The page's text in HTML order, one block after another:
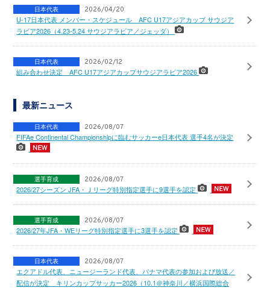
日本代表 2026/04/20
U-17日本代表 メンバー・スケジュール AFC U17アジアカップ サウジア
ラビア2026（4.23-5.24 サウジアラビア／ジェッダ）
日本代表 2026/02/12
組み合わせ決定 AFC U17アジアカップサウジアラビア2026
最新ニュース
日本代表 2026/08/07
FIFAe Continental Championshipに臨むサッカーe日本代表 選手4名が決定
選手育成 2026/08/07
2026/27シーズン JFA・Ｊリーグ特別指定選手に9選手を認定
選手育成 2026/08/07
2026/27年JFA・WEリーグ特別指定選手に3選手を認定
日本代表 2026/08/07
エクアドル代表、ニュージーランド代表、パナマ代表の参加および放送／
配信が決定 キリンカップサッカー2026（10.1＠神奈川／横浜国際総合